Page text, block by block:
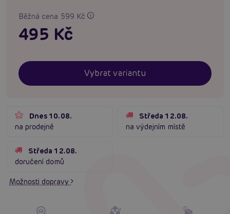
Běžná cena 599 Kč
495 Kč
Vybrat variantu
Dnes 10.08.
na prodejně
Středa 12.08.
na výdejním místě
Středa 12.08.
doručení domů
Možnosti dopravy